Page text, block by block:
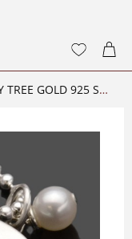
NAMENSKETTE FAMILY TREE GOLD 925 SILBERSCHMUCK GRAVUR NAMEN